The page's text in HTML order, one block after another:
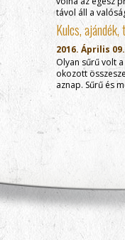
távol áll a
Kulcs, ajándék,
2016. Április
Olyan sűrű volt
okozott
aznap. Sűrű és